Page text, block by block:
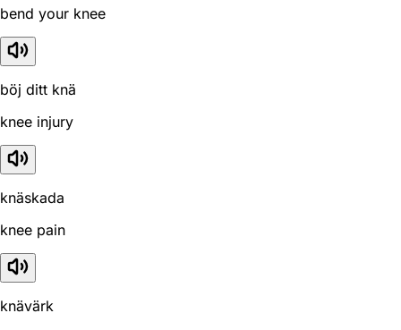
bend your knee
böj ditt knä
knee injury
knäskada
knee pain
knävärk